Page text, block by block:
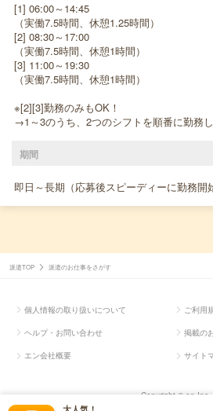
[1] 06:00～14:45
（実働7.5時間、休憩1.25時間）
[2] 08:30～17:00
（実働7.5時間、休憩1時間）
[3] 11:00～19:30
（実働7.5時間、休憩1時間）
※[2][3]勤務のみもOK！
→1～3のうち、2つのシフトを順番に勤務
期間
即日～長期（応募後スピーディーに勤務開
派遣TOP 派遣のお仕事をさがす
個人情報の取り扱いについて ご利用
ヘルプ・お問い合わせ 掲載の
エン会社概要 サイト
Copyright © en Inc.